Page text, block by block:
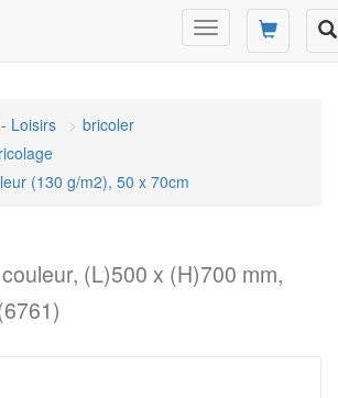
Changer
mode
Loisirs
bricoler
(130 g/m2), 50 x 70cm
(L)500 x (H)700 mm,